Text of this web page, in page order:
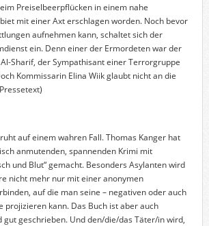
Preiselbeerpflücken in einem nahe
mit einer Axt erschlagen worden. Noch bevor
aufnehmen kann, schaltet sich der
ein. Denn einer der Ermordeten war der
Sharif, der Sympathisant einer Terrorgruppe
Kommissarin Elina Wiik glaubt nicht an die
auf einem wahren Fall. Thomas Kanger hat
anmutenden, spannenden Krimi mit
und Blut“ gemacht. Besonders Asylanten wird
nicht mehr nur mit einer anonymen
auf die man seine – negativen oder auch
projizieren kann. Das Buch ist aber auch
geschrieben. Und den/die/das Täter/in wird,